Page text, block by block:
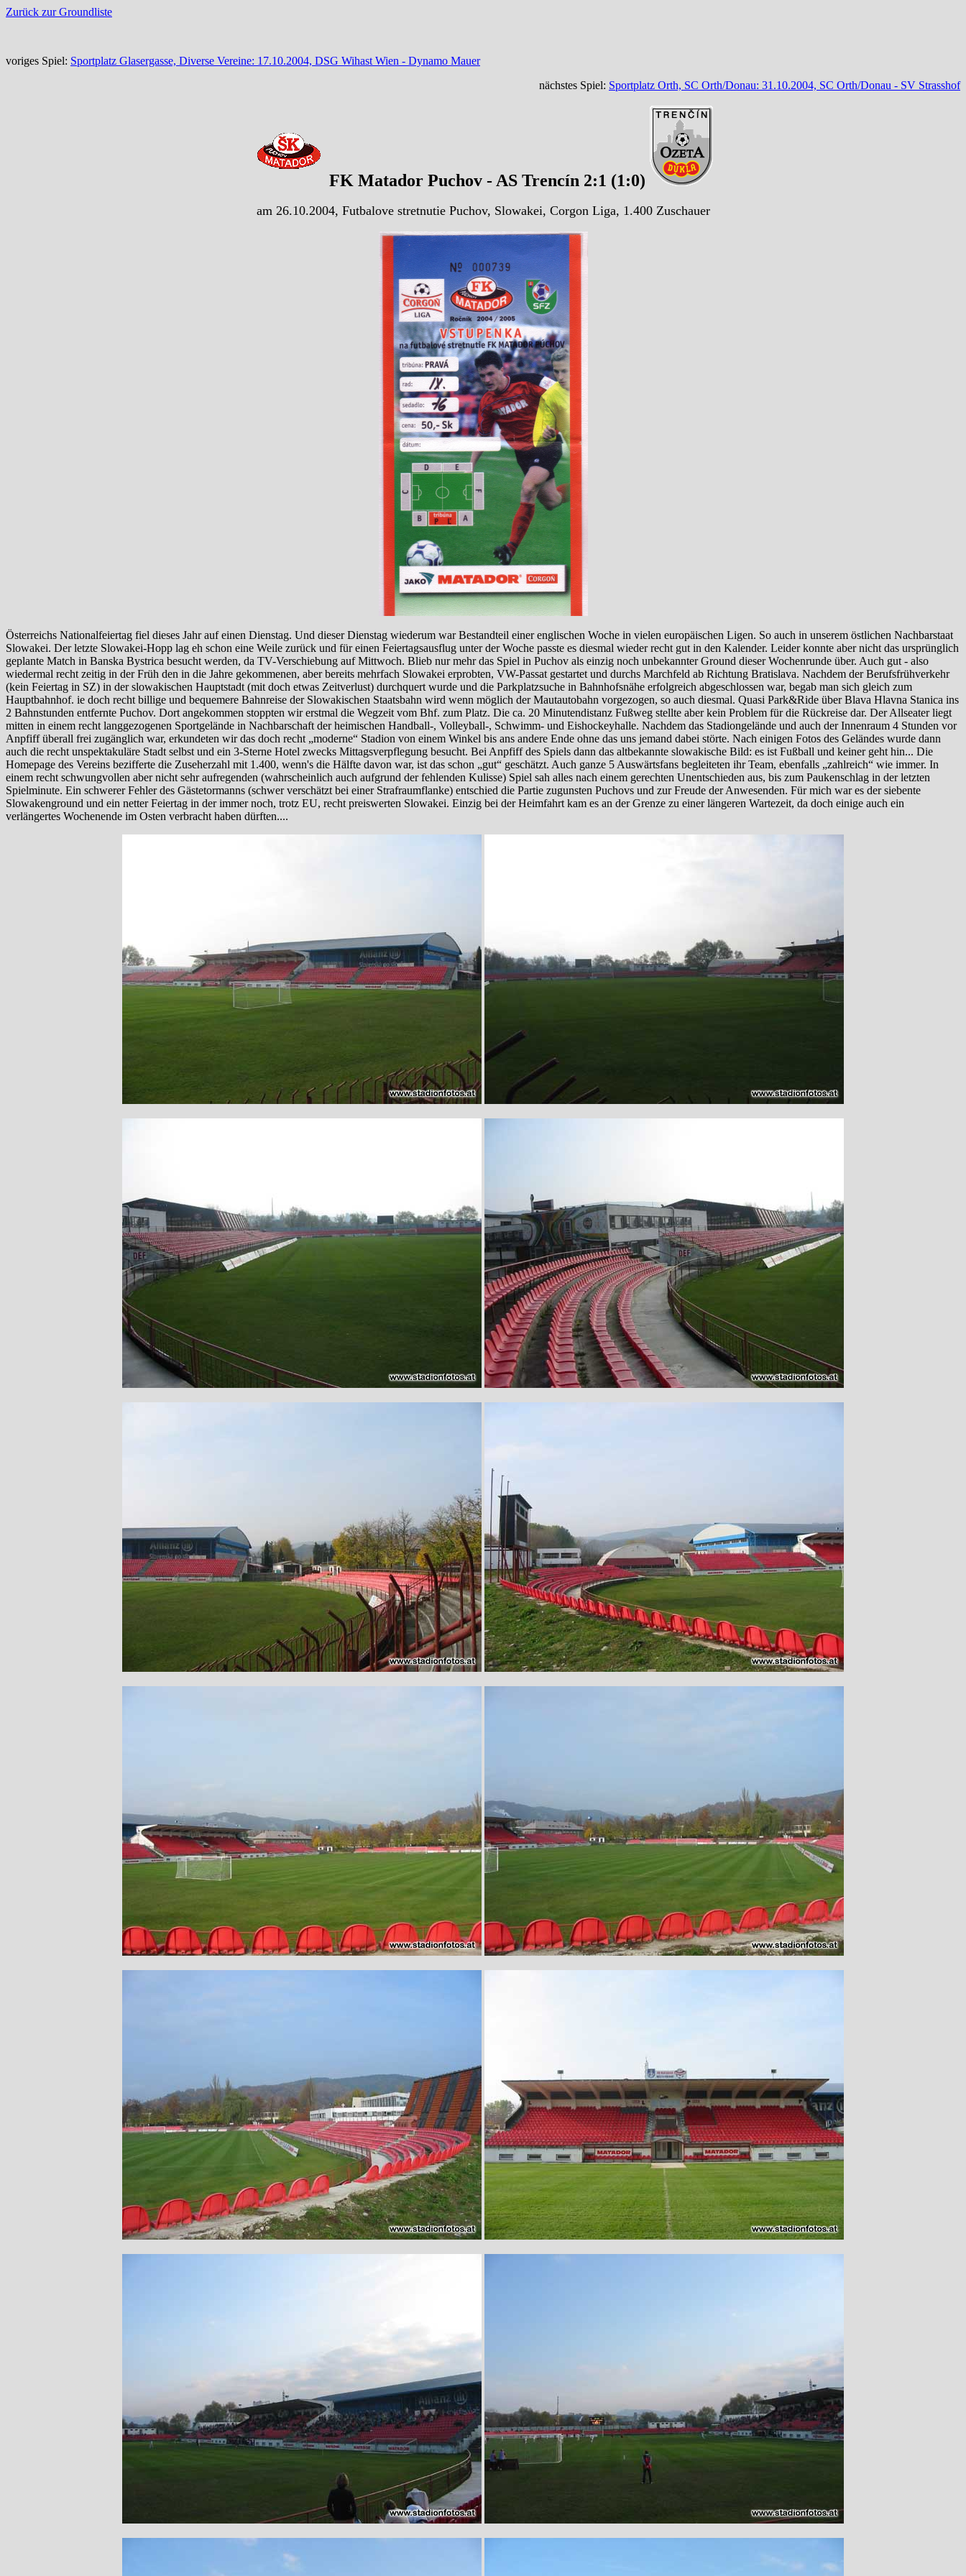
Zurück zur Groundliste
voriges Spiel: Sportplatz Glasergasse, Diverse Vereine: 17.10.2004, DSG Wihast Wien - Dynamo Mauer
nächstes Spiel: Sportplatz Orth, SC Orth/Donau: 31.10.2004, SC Orth/Donau - SV Strasshof
FK Matador Puchov - AS Trencín 2:1 (1:0)
am 26.10.2004, Futbalove stretnutie Puchov, Slowakei, Corgon Liga, 1.400 Zuschauer
Österreichs Nationalfeiertag fiel dieses Jahr auf einen Dienstag. Und dieser Dienstag wiederum war Bestandteil einer englischen Woche in vielen europäischen Ligen. So auch in unserem östlichen Nachbarstaat
Slowakei. Der letzte Slowakei-Hopp lag eh schon eine Weile zurück und für einen Feiertagsausflug unter der Woche passte es diesmal wieder recht gut in den Kalender. Leider konnte aber nicht das ursprünglich
geplante Match in Banska Bystrica besucht werden, da TV-Verschiebung auf Mittwoch. Blieb nur mehr das Spiel in Puchov als einzig noch unbekannter Ground dieser Wochenrunde über. Auch gut - also
wiedermal recht zeitig in der Früh den in die Jahre gekommenen, aber bereits mehrfach Slowakei erprobten, VW-Passat gestartet und durchs Marchfeld ab Richtung Bratislava. Nachdem der Berufsfrühverkehr
(kein Feiertag in SZ) in der slowakischen Hauptstadt (mit doch etwas Zeitverlust) durchquert wurde und die Parkplatzsuche in Bahnhofsnähe erfolgreich abgeschlossen war, begab man sich gleich zum
Hauptbahnhof. ie doch recht billige und bequemere Bahnreise der Slowakischen Staatsbahn wird wenn möglich der Mautautobahn vorgezogen, so auch diesmal. Quasi Park&Ride über Blava Hlavna Stanica ins
2 Bahnstunden entfernte Puchov. Dort angekommen stoppten wir erstmal die Wegzeit vom Bhf. zum Platz. Die ca. 20 Minutendistanz Fußweg stellte aber kein Problem für die Rückreise dar. Der Allseater liegt
mitten in einem recht langgezogenen Sportgelände in Nachbarschaft der heimischen Handball-, Volleyball-, Schwimm- und Eishockeyhalle. Nachdem das Stadiongelände und auch der Innenraum 4 Stunden vor
Anpfiff überall frei zugänglich war, erkundeten wir das doch recht „moderne“ Stadion von einem Winkel bis ans andere Ende ohne das uns jemand dabei störte. Nach einigen Fotos des Geländes wurde dann
auch die recht unspektakuläre Stadt selbst und ein 3-Sterne Hotel zwecks Mittagsverpflegung besucht. Bei Anpfiff des Spiels dann das altbekannte slowakische Bild: es ist Fußball und keiner geht hin... Die
Homepage des Vereins bezifferte die Zuseherzahl mit 1.400, wenn's die Hälfte davon war, ist das schon „gut“ geschätzt. Auch ganze 5 Auswärtsfans begleiteten ihr Team, ebenfalls „zahlreich“ wie immer. In
einem recht schwungvollen aber nicht sehr aufregenden (wahrscheinlich auch aufgrund der fehlenden Kulisse) Spiel sah alles nach einem gerechten Unentschieden aus, bis zum Paukenschlag in der letzten
Spielminute. Ein schwerer Fehler des Gästetormanns (schwer verschätzt bei einer Strafraumflanke) entschied die Partie zugunsten Puchovs und zur Freude der Anwesenden. Für mich war es der siebente
Slowakenground und ein netter Feiertag in der immer noch, trotz EU, recht preiswerten Slowakei. Einzig bei der Heimfahrt kam es an der Grenze zu einer längeren Wartezeit, da doch einige auch ein
verlängertes Wochenende im Osten verbracht haben dürften....